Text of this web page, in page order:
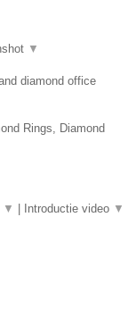
▼
diamond office
Rings, Diamond
▼ Introductie video ▼